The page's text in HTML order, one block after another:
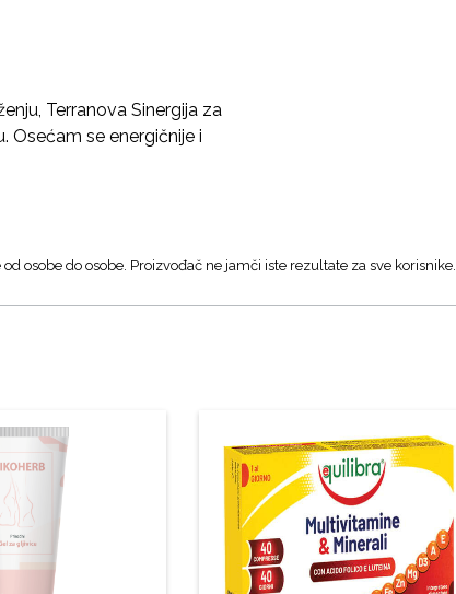
Terranova Sinergija za
Osećam se energičnije i
osobe do osobe. Proizvođač ne jamči iste rezultate za sve korisnike.